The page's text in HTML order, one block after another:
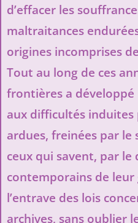
d’effacer les
maltraitances
origines incomprises
Tout au long de ces
frontières a développé
aux difficultés induites
ardues, freinées par le
ceux qui savent, par le
contemporains de
l’entrave des lois
archives, sans oublier